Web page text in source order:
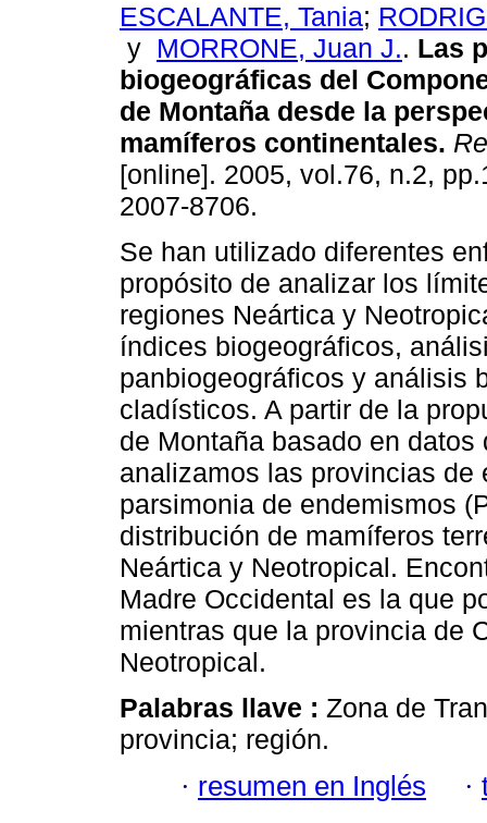
ESCALANTE, Tania;
y MORRONE, Juan J.. Las
biogeográficas del
de Montaña desde la
mamíferos continentales.
[online]. 2005, vol.76, n.2,
2007-8706.
Se han utilizado diferentes
propósito de analizar los
regiones Neártica y
índices biogeográficos,
panbiogeográficos y análisis
cladísticos. A partir de la
de Montaña basado en
analizamos las provincias
parsimonia de endemismos
distribución de mamíferos
Neártica y Neotropical.
Madre Occidental es la que
mientras que la provincia de
Neotropical.
Palabras llave : Zona de
provincia; región.
· resumen en Inglés ·